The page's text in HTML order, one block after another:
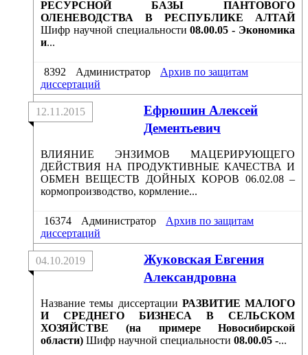
РЕСУРСНОЙ БАЗЫ ПАНТОВОГО
ОЛЕНЕВОДСТВА В РЕСПУБЛИКЕ АЛТАЙ
Шифр научной специальности08.00.05 - Экономика
и...
8392 Администратор
Архив по защитам
диссертаций
Ефрюшин Алексей
Дементьевич
12.11.2015
ВЛИЯНИЕ ЭНЗИМОВ МАЦЕРИРУЮЩЕГО
ДЕЙСТВИЯ НА ПРОДУКТИВНЫЕ КАЧЕСТВА И
ОБМЕН ВЕЩЕСТВ ДОЙНЫХ КОРОВ 06.02.08 –
кормопроизводство, кормление...
16374 Администратор
Архив по защитам
диссертаций
Жуковская Евгения
Александровна
04.10.2019
Название темы диссертации РАЗВИТИЕ МАЛОГО
И СРЕДНЕГО БИЗНЕСА В СЕЛЬСКОМ
ХОЗЯЙСТВЕ (на примере Новосибирской
области) Шифр научной специальности 08.00.05 -...